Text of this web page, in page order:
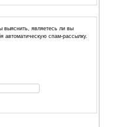
которую вы хотите подписаться.
товара и скидки от
сайта
«CONSOLESSHOP.net»
информацию: адрес